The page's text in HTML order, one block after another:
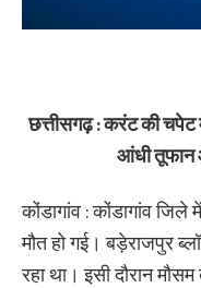
छत्तीसगढ़ : करंट की
आंधी तूफान
कोंडागांव : कोंडागांव
मौत हो गई। बड़ेराजपुर
रहा था। इसी दौरान